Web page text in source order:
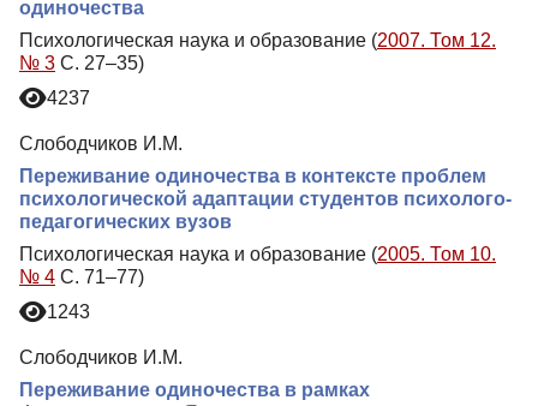
одиночества
Психологическая наука и образование (2007. Том 12.
№ 3 С. 27–35)
4237
Слободчиков И.М.
Переживание одиночества в контексте проблем
психологической адаптации студентов психолого-
педагогических вузов
Психологическая наука и образование (2005. Том 10.
№ 4 С. 71–77)
1243
Слободчиков И.М.
Переживание одиночества в рамках